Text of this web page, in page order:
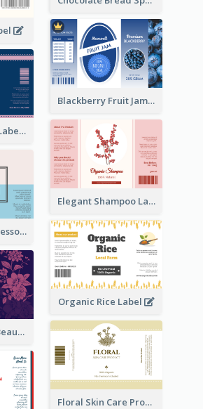
Blackberry Fruit Jam Label
Floral Perfume Label
Elegant Shampoo Label
Clothes And Accessories Label
Organic Rice Label
Organic Floral Beauty Product Label
Floral Skin Care Product Label